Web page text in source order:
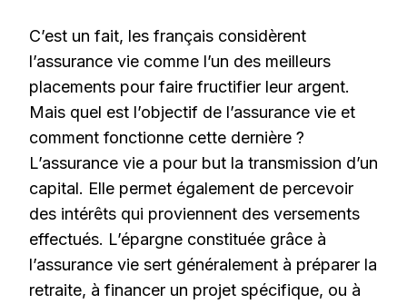
C’est un fait, les français considèrent
l’assurance vie comme l’un des meilleurs
placements pour faire fructifier leur argent.
Mais quel est l’objectif de l’assurance vie et
comment fonctionne cette dernière ?
L’assurance vie a pour but la transmission d’un
capital. Elle permet également de percevoir
des intérêts qui proviennent des versements
effectués. L’épargne constituée grâce à
l’assurance vie sert généralement à préparer la
retraite, à financer un projet spécifique, ou à